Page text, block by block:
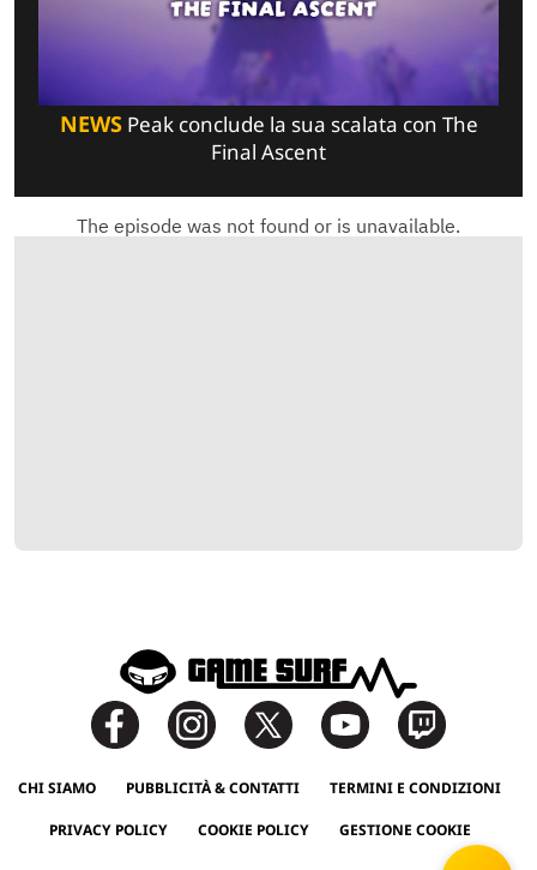
NEWSPeak conclude la sua scalata con The
Final Ascent
CHI SIAMO PUBBLICITÀ & CONTATTI TERMINI E CONDIZIONI
PRIVACY POLICY COOKIE POLICY GESTIONE COOKIE